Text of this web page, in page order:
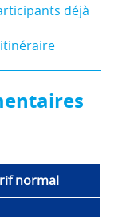
déjà
normal